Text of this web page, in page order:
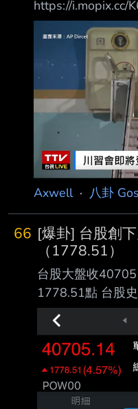
https://i.mopix.cc/
https://i.mopix.cc/
https://
人來迎接川普
說馬斯克和黃仁勳
https://
si=GDoGD76LPK
Axwell· 八卦
66 [爆卦] 台股創
（1778.51）
台股大盤收
1778.51點 台股
貢獻1100點 尾盤
https://
ㄅ --